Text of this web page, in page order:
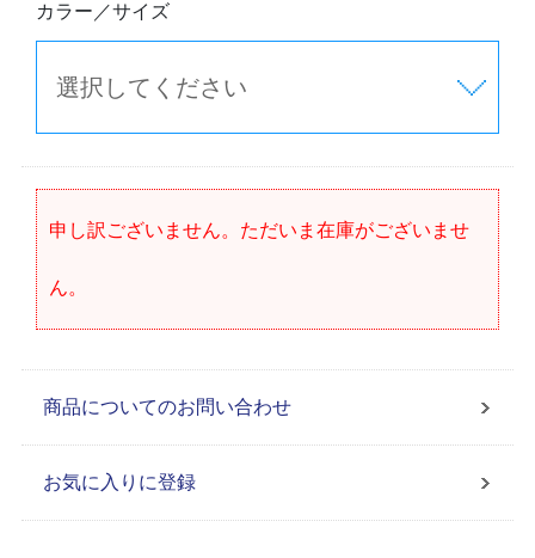
カラー／サイズ
申し訳ございません。ただいま在庫がございませ
ん。
商品についてのお問い合わせ
お気に入りに登録